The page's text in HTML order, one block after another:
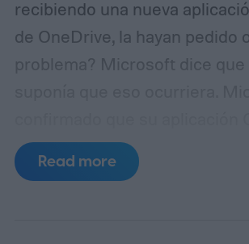
recibiendo una nueva
de OneDrive, la hayan pedido
problema? Microsoft dice que
Photos se ha desplegado en
Windows 11 de forma más
Read more